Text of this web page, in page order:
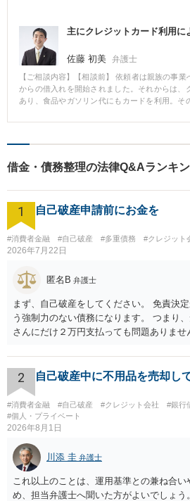
主にクレジットカード利用に
佐藤 初美 弁護士
【ご相談内容】【相談前】 依頼者は親族の事
からの借入れを開始されました。それからは、
あり、食品やガソリン代にもカードを利用。そ
難しくなり、相談にいらっしゃいました。 【相
無事免責許可決定が下りました。
借金・債務整理の法律Q&Aランキ
1 自己破産申請前にお金を
#消費者金融 #自己破産 #多重債務 #クレジット
2026年7月22日
匿名B 弁護士
まず、自己破産をしてください。 免責決
う強制力のない債務になります。 つまり
さんにだけ２万円支払っても問題ありませ
2 自己破産中に不用品を売却し
#消費者金融 #自己破産 #クレジット会社 #銀行
#個人・プライベート
2026年8月1日
川添 圭 弁護士
これ以上のことは、運用基準との兼ね合
め、担当弁護士へ聞いた方がよいでしょう。